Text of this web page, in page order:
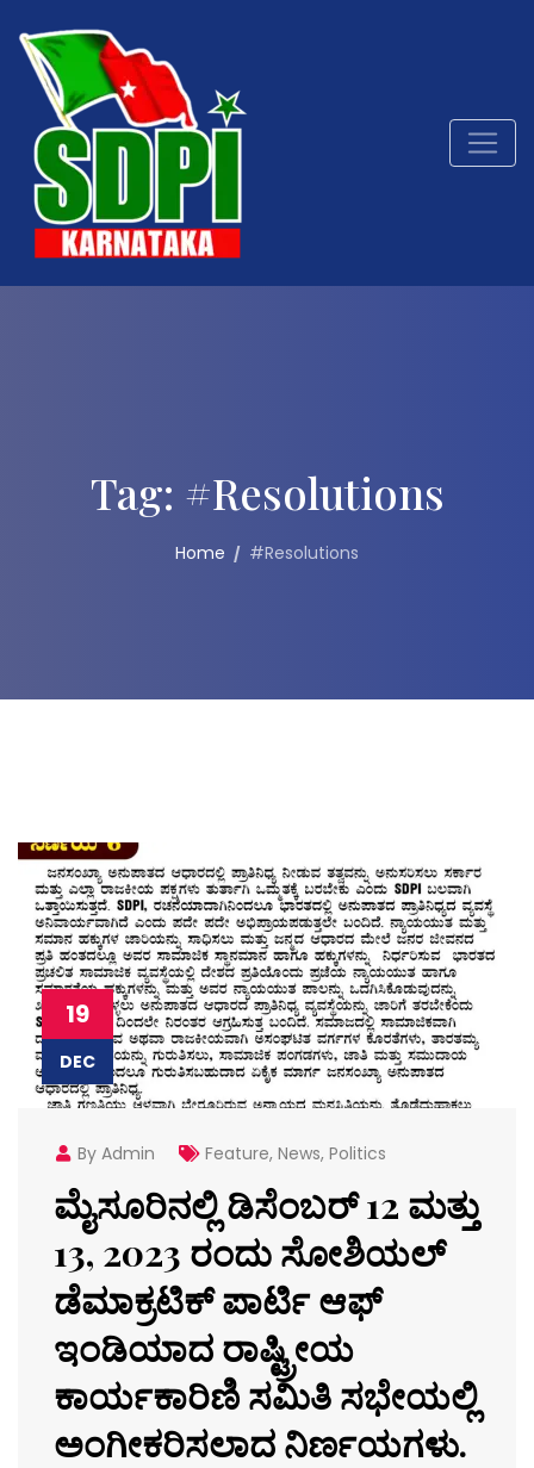
Tag: #Resolutions
Home #Resolutions
19
DEC
By Admin Feature, News, Politics
ಮೈಸೂರಿನಲ್ಲಿ ಡಿಸೆಂಬರ್ 12 ಮತ್ತು
13, 2023 ರಂದು ಸೋಶಿಯಲ್
ಡೆಮಾಕ್ರಟಿಕ್ ಪಾರ್ಟಿ ಆಫ್
ಇಂಡಿಯಾದ ರಾಷ್ಟ್ರೀಯ
ಕಾರ್ಯಕಾರಿಣಿ ಸಮಿತಿ ಸಭೇಯಲ್ಲಿ
ಅಂಗೀಕರಿಸಲಾದ ನಿರ್ಣಯಗಳು.